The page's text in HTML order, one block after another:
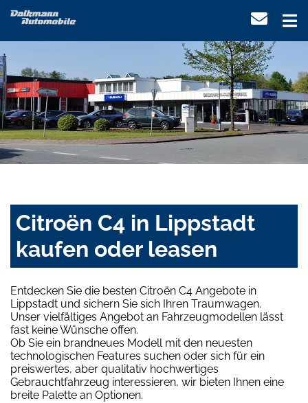
Citroën C4 in Lippstadt
kaufen oder leasen
Entdecken Sie die besten Citroën C4 Angebote in
Lippstadt und sichern Sie sich Ihren Traumwagen.
Unser vielfältiges Angebot an Fahrzeugmodellen lässt
fast keine Wünsche offen.
Ob Sie ein brandneues Modell mit den neuesten
technologischen Features suchen oder sich für ein
preiswertes, aber qualitativ hochwertiges
Gebrauchtfahrzeug interessieren, wir bieten Ihnen eine
breite Palette an Optionen.